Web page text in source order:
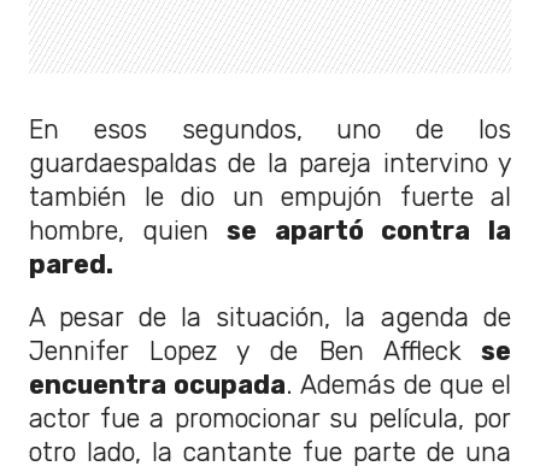
En esos segundos, uno de los
guardaespaldas de la pareja intervino y
también le dio un empujón fuerte al
hombre, quiense apartó contra la
pared.
A pesar de la situación, la agenda de
Jennifer Lopez y de Ben Affleck se
encuentra ocupada. Además de que el
actor fue a promocionar su película, por
otro lado, la cantante fue parte de una